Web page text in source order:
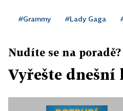
#Grammy #Lady Gaga
Nudíte se na poradě?
Vyřešte dnešní